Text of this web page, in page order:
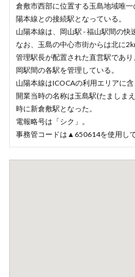
倉敷市西部に位置する玉島地域唯
陽本線との接続駅となっている。
山陽本線は、岡山駅 - 福山駅間の快
なお、玉島の中心市街からは北に
管理駅長が配置された直営駅であ
岡駅間の各駅を管理している。
山陽本線はICOCAの利用エリアに含
開業当時の名称は玉島駅(たましま
時に新倉敷駅となった。
電報略号は「シク」。
事務管コードは▲650614を使用して